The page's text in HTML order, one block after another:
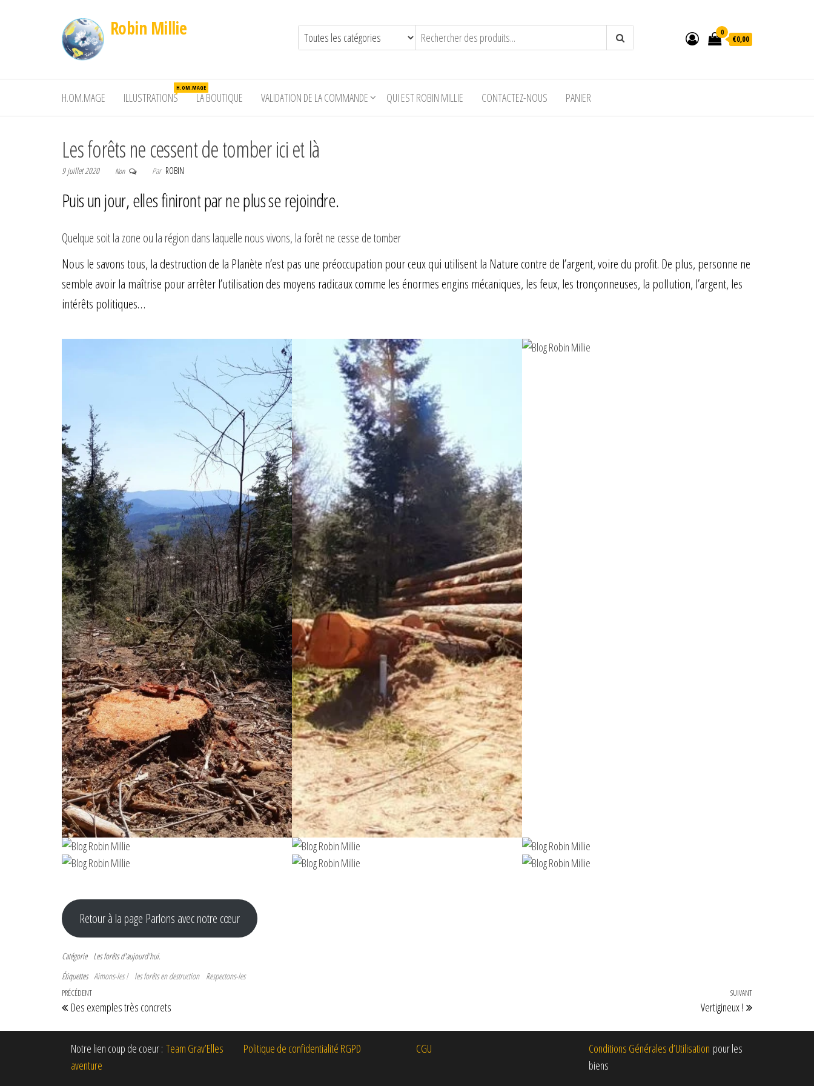
Robin Millie 0
€0,00
H.OM.MAGE ILLUSTRATIONS
H.OM.MAGE
LA BOUTIQUE VALIDATION DE LA COMMANDE QUI EST ROBIN MILLIE CONTACTEZ-NOUS PANIER
Les forêts ne cessent de tomber ici et là
9 juillet 2020 Non Par ROBIN
Puis un jour, elles finiront par ne plus se rejoindre.
Quelque soit la zone ou la région dans laquelle nous vivons, la forêt ne cesse de tomber
Nous le savons tous, la destruction de la Planète n’est pas une préoccupation pour ceux qui utilisent la Nature contre de l’argent, voire du profit. De plus, personne ne
semble avoir la maîtrise pour arrêter l’utilisation des moyens radicaux comme les énormes engins mécaniques, les feux, les tronçonneuses, la pollution, l’argent, les
intérêts politiques…
Retour à la page Parlons avec notre cœur
Catégorie Les forêts d'aujourd'hui.
Étiquettes Aimons-les ! les forêts en destruction Respectons-les
PRÉCÉDENT
Des exemples très concrets
SUIVANT
Vertigineux !
Notre lien coup de coeur : Team Grav’Elles
aventure
Politique de confidentialité RGPD CGU Conditions Générales d’Utilisation pour les
biens